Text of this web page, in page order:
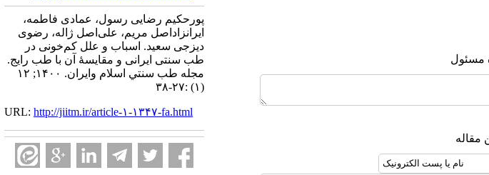
مسئول
مقاله
پورحکیم رضایی رسول، عمادی فاطمه،
ایرانزاداصل مریم، علی‌اصل ژاله، رضوی
دیزجی سعید. اسباب و علل کم‌خونی‌ در
طب سنتی ایرانی و مقایسۀ آن با طب رایج.
مجله طب سنتي اسلام وايران. ۱۴۰۰; ۱۲
(۱) :۲۷-۳۸
URL: http://jiitm.ir/article-۱-۱۳۴۷-fa.html